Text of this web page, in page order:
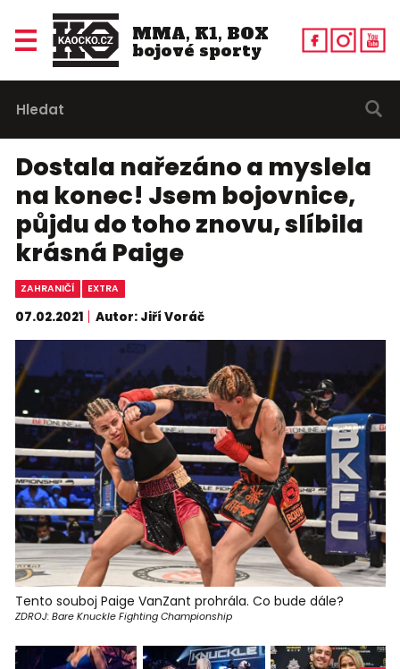
MMA, K1, BOX
bojové sporty
Dostala nařezáno a myslela
na konec! Jsem bojovnice,
půjdu do toho znovu, slíbila
krásná Paige
ZAHRANIČÍ EXTRA
07.02.2021 Autor: Jiří Voráč
Tento souboj Paige VanZant prohrála. Co bude dále?
ZDROJ: Bare Knuckle Fighting Championship